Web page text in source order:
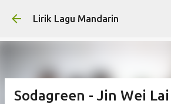
Skip to main content
Lirik Lagu Mandarin
Sodagreen - Jin Wei Lai